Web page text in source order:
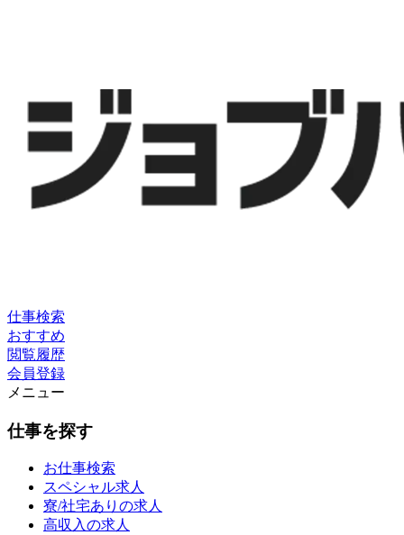
仕事検索
おすすめ
閲覧履歴
会員登録
メニュー
仕事を探す
お仕事検索
スペシャル求人
寮/社宅ありの求人
高収入の求人